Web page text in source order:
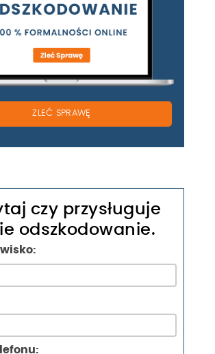
ZLEĆ SPRAWĘ
czy przysługuje
odszkodowanie.